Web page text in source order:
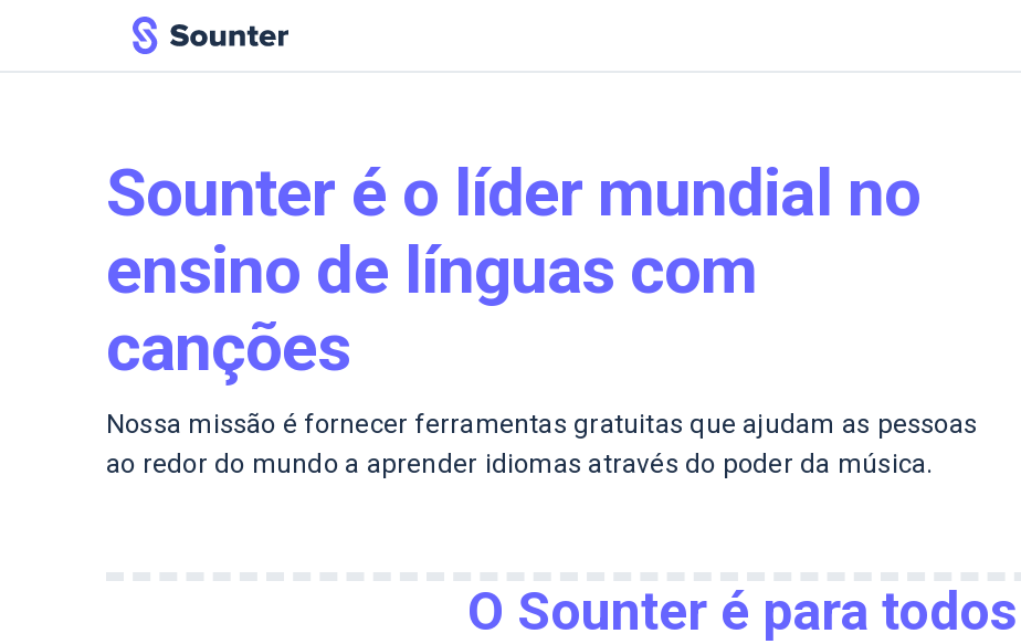
Sounter é o líder mundial no
ensino de línguas com
canções
Nossa missão é fornecer ferramentas gratuitas que ajudam as pessoas
ao redor do mundo a aprender idiomas através do poder da música.
O Sounter é para todos